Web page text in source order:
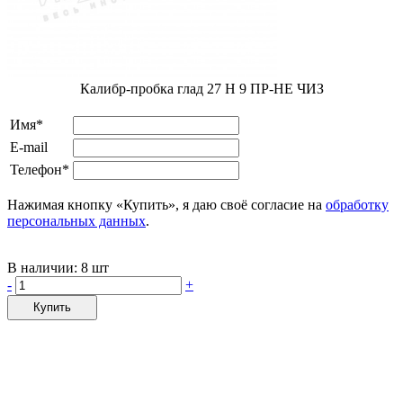
Калибр-пробка глад 27 H 9 ПР-НЕ ЧИЗ
Имя*
E-mail
Телефон*
Нажимая кнопку «Купить», я даю своё согласие на обработку
персональных данных.
В наличии: 8 шт
-
+
Купить